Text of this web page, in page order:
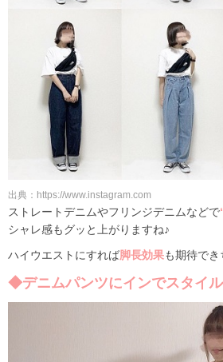
出典：https://www.instagram.com
ストレートデニムやフリンジデニムなどで
シャレ感もグッと上がりますね♪
ハイウエストにすれば脚長効果も期待でき
◆デニムパンツにインでスタイ